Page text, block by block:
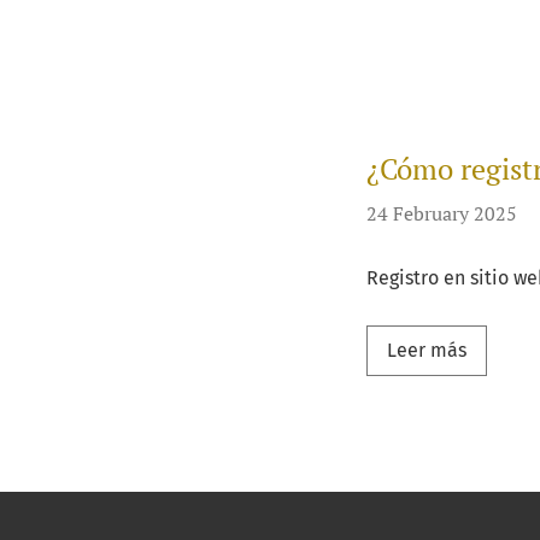
¿Cómo
24 February 2025
Registro en sitio
Leer másLeer